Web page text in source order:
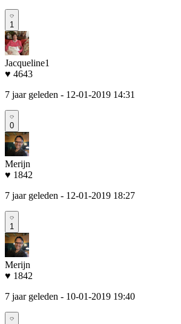
1
Jacqueline1
♥ 4643
7 jaar geleden - 12-01-2019 14:31
0
Merijn
♥ 1842
7 jaar geleden - 12-01-2019 18:27
1
Merijn
♥ 1842
7 jaar geleden - 10-01-2019 19:40